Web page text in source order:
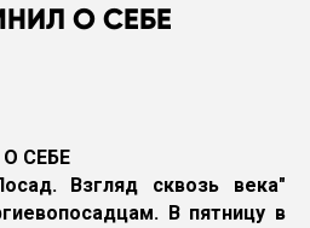
О СЕБЕ
Взгляд сквозь века"
В пятницу в